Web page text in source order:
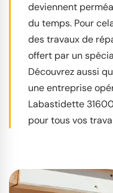
deviennent
du temps. Pour
des travaux de
offert par un
Découvrez aussi
une entreprise
Labastidette
pour tous vos